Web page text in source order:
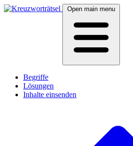
Open main menu
Begriffe
Lösungen
Inhalte einsenden